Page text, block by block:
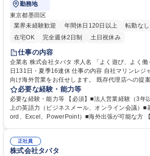
勤務地
東京都墨田区
業界未経験歓迎
年間休日120日以上 転勤なし
在宅OK
完全週休2日制 土日祝休み
仕事の内容
企業名 株式会社タバタ 求人名 「よく遊び、よく働く」海外営業◆年間休
日131日・夏季16連休 仕事の内容 自社マリンレジャー製品のアジア市場
向け海外営業をお任せします。 既存代理店への提
で幅広く携わります。 ■既存代理店営業：販売代理店との定期商談、販売
実績分析と提案、新製品導入提案、販促企画の立
の収集・共有 ■市場開拓：新規代理店候補の発掘
査・分析 ■マーケティング活動：現地展示会・イベ
せします。 募集職種 「よく遊び、よく働く」海外営業◆年間休日131日・
夏季16連休
必要な経験・能力等
必要な経験・能力等 【必須】■法人営業経験（3年
上の英語力（ビジネスメール、オンライン会議）■
ord、Excel、PowerPoint）■海外出張が可能な方 【歓迎】■中国語、韓国
等をお持ちの方 学歴・資格 学歴：大学院 大学 高専 短大 専修学校 高校 語
学力：英語 資格：
正社員
株式会社タバタ